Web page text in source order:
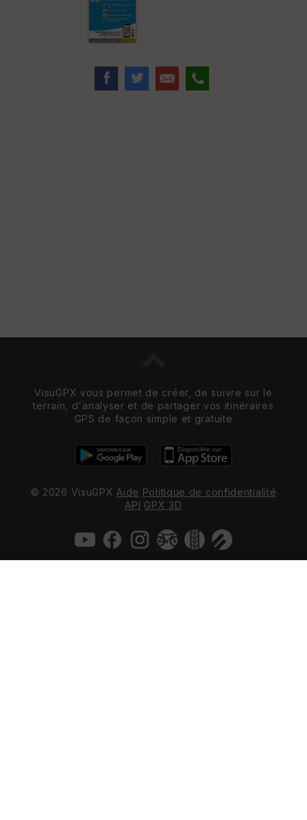
VisuGPX vous permet de créer, de suivre sur le
terrain, d'analyser et de partager vos itinéraires
GPS de façon simple et gratuite
© 2026 VisuGPX Aide Politique de confidentialité
API GPX 3D